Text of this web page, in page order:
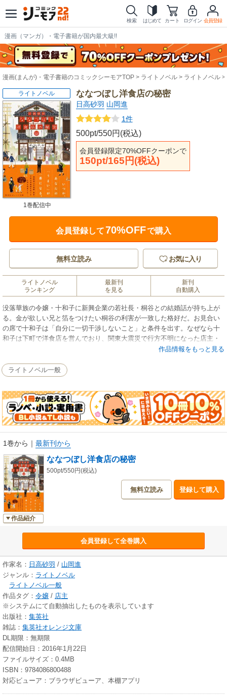
検索 はじめて カート ログイン 会員登録
漫画（マンガ）・電子書籍が国内最大級!!
漫画(まんが)・電子書籍のコミックシーモアTOP ライトノベル ライトノベル
ななつぼし洋食店の秘密
日高砂羽 山岡進
1件
500pt/550円(税込)
会員登録限定70%OFFクーポンで
150pt/165円(税込)
ライトノベル
1巻配信中
会員登録して70%OFFで購入
無料立読み お気に入り
ライトノベル
ランキング
最新刊
を見る
新刊
自動購入
没落華族の令嬢・十和子に新興企業の若社長・桐谷との結婚話が持ち上が
る。金が欲しい兄と箔をつけたい桐谷の利害が一致した格好だ。お見合い
の席で十和子は「自分に一切干渉しないこと」と条件を出す。なぜなら十
和子は下町で洋食店を営んでおり、関東大震災で行方不明になった店主・
一哉が戻るまで店を守るつもりなのだ。だが、意外にも桐谷は条件をの
作品情報をもっと見る
ライトノベル一般
1巻から ｜ 最新刊から
作品紹介
ななつぼし洋食店の秘密
500pt/550円(税込)
無料立読み 登録して購入
会員登録して全巻購入
作家名： 日高砂羽 / 山岡進
ジャンル： ライトノベル
ライトノベル一般
作品タグ： 令嬢 / 店主
※システムにて自動抽出したものを表示しています
出版社： 集英社
雑誌： 集英社オレンジ文庫
DL期限：無期限
配信開始日：2016年1月22日
ファイルサイズ：0.4MB
ISBN：9784086800488
対応ビューア：ブラウザビューア、本棚アプリ